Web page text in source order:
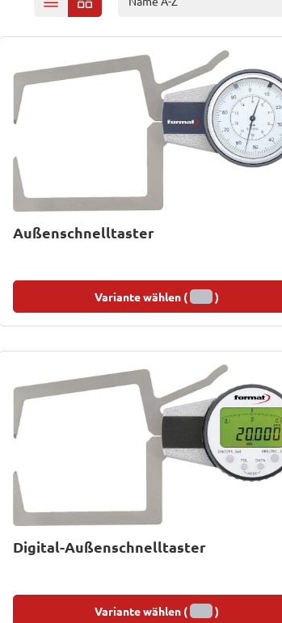
Außenschnelltaster
Variante wählen ( )
Digital-Außenschnelltaster
Variante wählen ( )